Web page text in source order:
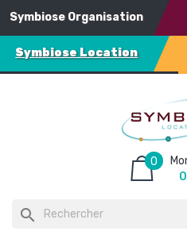
Symbiose Organisation
Symbiose Location
0
search